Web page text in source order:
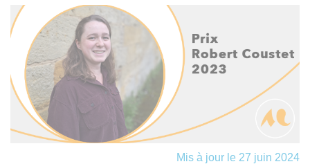
Mis à jour le 27 juin 2024